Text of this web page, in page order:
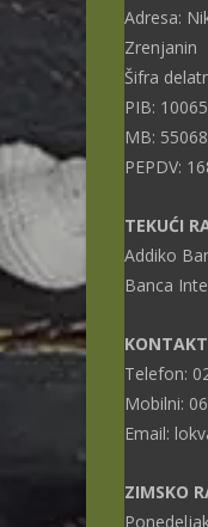
Adresa:
Zrenjanin
Šifra
PIB:
MB:
PEPDV:
TEKUĆI
Addiko
Banca
KONTAKT
Telefon:
Mobilni:
Email:
ZIMSKO